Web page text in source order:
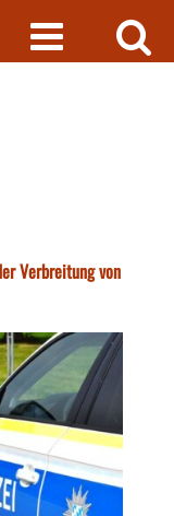
Verbreitung von